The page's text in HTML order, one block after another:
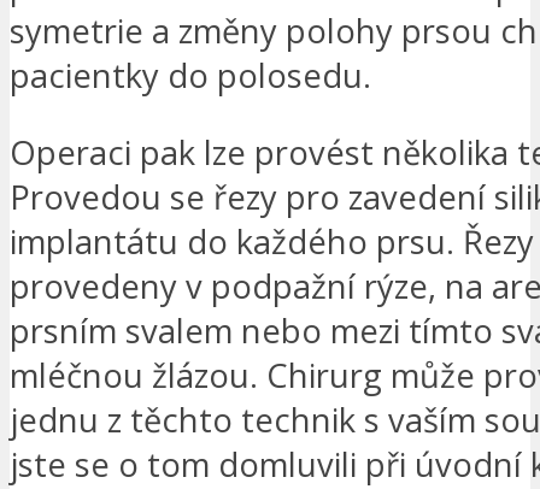
symetrie a změny polohy prsou
pacientky do polosedu.
Operaci pak lze provést několika
Provedou se řezy pro zavedení
implantátu do každého prsu.
provedeny v podpažní rýze, na
prsním svalem nebo mezi tímto
mléčnou žlázou. Chirurg může
jednu z těchto technik s vaším
jste se o tom domluvili při úvodní